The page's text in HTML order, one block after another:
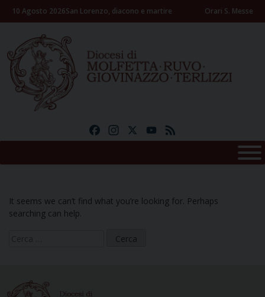
Skip10 Agosto 2026San Lorenzo, diacono e martire Orari S. Messe
FacebookInstagramYouTube
It seems we can’t find what you’re looking for. Perhaps
searching can help.